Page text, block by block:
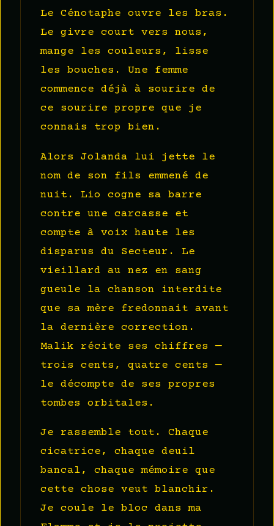
Le Cénotaphe ouvre les bras.
Le givre court vers nous,
mange les couleurs, lisse
les bouches. Une femme
commence déjà à sourire de
ce sourire propre que je
connais trop bien.
Alors Jolanda lui jette le
nom de son fils emmené de
nuit. Lio cogne sa barre
contre une carcasse et
compte à voix haute les
disparus du Secteur. Le
vieillard au nez en sang
gueule la chanson interdite
que sa mère fredonnait avant
la dernière correction.
Malik récite ses chiffres —
trois cents, quatre cents —
le décompte de ses propres
tombes orbitales.
Je rassemble tout. Chaque
cicatrice, chaque deuil
bancal, chaque mémoire que
cette chose veut blanchir.
Je coule le bloc dans ma